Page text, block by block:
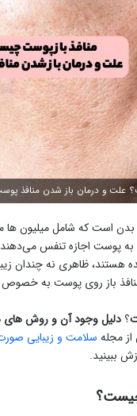
علت و درمان باز شدن منافذ
است که شامل میلیون ها
به پوست اجازه تنفس
هستند، ظاهری نه چندان
منافذ باز روی پوست به خصوص
؟دلیل وجود آن و روش های
مجله سلامت و زیبایی